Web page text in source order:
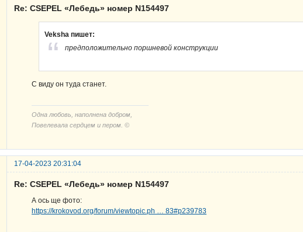
Re: CSEPEL «Лебедь» номер N154497
Veksha пишет:
предположительно поршневой конструкции
С виду он туда станет.
Одна любовь, наполнена добром,
Повелевала сердцем и пером. ©
17-04-2023 20:31:04
Re: CSEPEL «Лебедь» номер N154497
А ось ще фото:
https://krokovod.org/forum/viewtopic.ph … 83#p239783